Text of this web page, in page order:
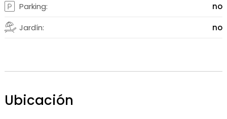
Parking:
no
Jardín:
no
Ubicación